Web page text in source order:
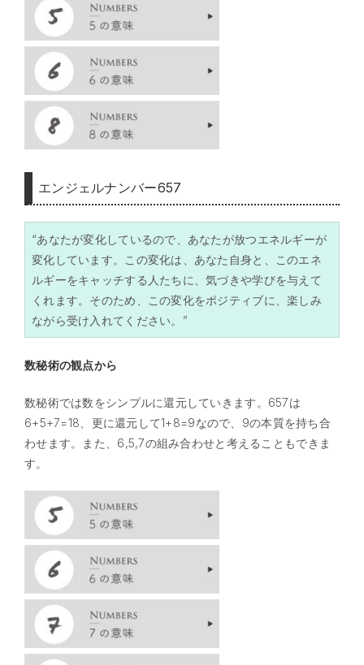
エンジェルナンバー657
“あなたが変化しているので、あなたが放つエネルギーが
変化しています。この変化は、あなた自身と、このエネ
ルギーをキャッチする人たちに、気づきや学びを与えて
くれます。そのため、この変化をポジティブに、楽しみ
ながら受け入れてください。”
数秘術の観点から
数秘術では数をシンプルに還元していきます。657は
6+5+7=18、更に還元して1+8=9なので、9の本質を持ち合
わせます。また、6,5,7の組み合わせと考えることもできま
す。